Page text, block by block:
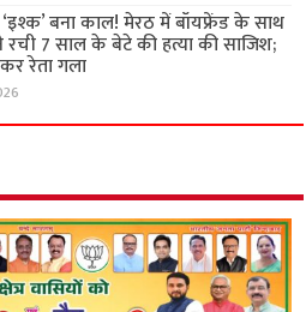
‘इश्क’ बना काल! मेरठ में बॉयफ्रेंड के साथ
रची 7 साल के बेटे की हत्या की साजिश;
रेता गला